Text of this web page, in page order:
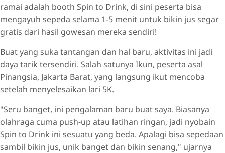
ramai adalah booth Spin to Drink, di sini peserta bisa
mengayuh sepeda selama 1-5 menit untuk bikin jus segar
gratis dari hasil gowesan mereka sendiri!
Buat yang suka tantangan dan hal baru, aktivitas ini jadi
daya tarik tersendiri. Salah satunya Ikun, peserta asal
Pinangsia, Jakarta Barat, yang langsung ikut mencoba
setelah menyelesaikan lari 5K.
"Seru banget, ini pengalaman baru buat saya. Biasanya
olahraga cuma push-up atau latihan ringan, jadi nyobain
Spin to Drink ini sesuatu yang beda. Apalagi bisa sepedaan
sambil bikin jus, unik banget dan bikin senang," ujarnya